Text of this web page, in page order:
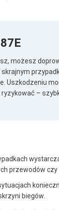
możesz
Uszkodzeniu
–
przewodów czy
biegów.